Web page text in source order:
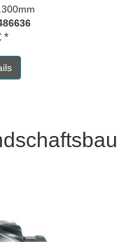
*